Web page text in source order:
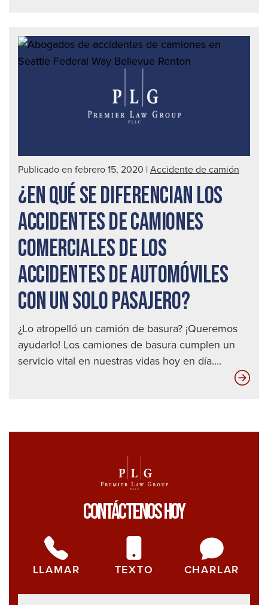
Publicado en febrero 15, 2020 | Accidente de camión
¿EN QUÉ SE DIFERENCIAN LOS
ACCIDENTES DE CAMIONES
COMERCIALES DE LOS
ACCIDENTES DE AUTOMÓVILES
CON UN SOLO PASAJERO?
¿Lo atropelló un camión de basura? ¡Queremos
ayudarlo! Los camiones de basura cumplen un
servicio vital en nuestras vidas hoy en día....
¿En
Contáctenos Hoy
LLAMAR TEXTO CHARLAR